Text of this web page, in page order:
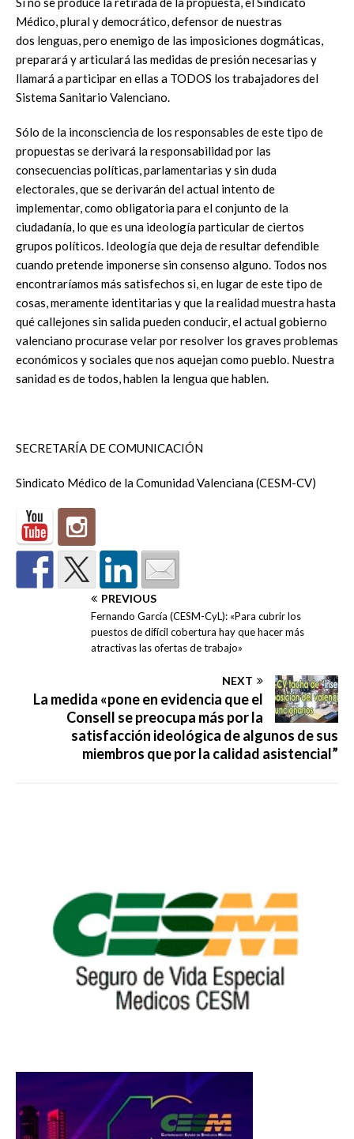
Médico, plural y democrático, defensor de nuestras
dos lenguas, pero enemigo de las imposiciones dogmáticas,
preparará y articulará las medidas de presión necesarias y
llamará a participar en ellas a TODOS los trabajadores del
Sistema Sanitario Valenciano.
Sólo de la inconsciencia de los responsables de este tipo de
propuestas se derivará la responsabilidad por las
consecuencias políticas, parlamentarias y sin duda
electorales, que se derivarán del actual intento de
implementar, como obligatoria para el conjunto de la
ciudadanía, lo que es una ideología particular de ciertos
grupos políticos. Ideología que deja de resultar defendible
cuando pretende imponerse sin consenso alguno. Todos nos
encontraríamos más satisfechos si, en lugar de este tipo de
cosas, meramente identitarias y que la realidad muestra hasta
qué callejones sin salida pueden conducir, el actual gobierno
valenciano procurase velar por resolver los graves problemas
económicos y sociales que nos aquejan como pueblo. Nuestra
sanidad es de todos, hablen la lengua que hablen.
SECRETARÍA DE COMUNICACIÓN
Sindicato Médico de la Comunidad Valenciana (CESM-CV)
PREVIOUS
Fernando García (CESM-CyL): «Para cubrir los
puestos de difícil cobertura hay que hacer más
atractivas las ofertas de trabajo»
NEXT
La medida «pone en evidencia que el
Consell se preocupa más por la
satisfacción ideológica de algunos de sus
miembros que por la calidad asistencial”